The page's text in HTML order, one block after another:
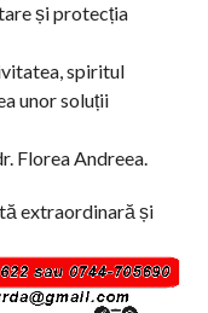
și protecția
spiritul
unor soluții
Florea Andreea.
extraordinară și